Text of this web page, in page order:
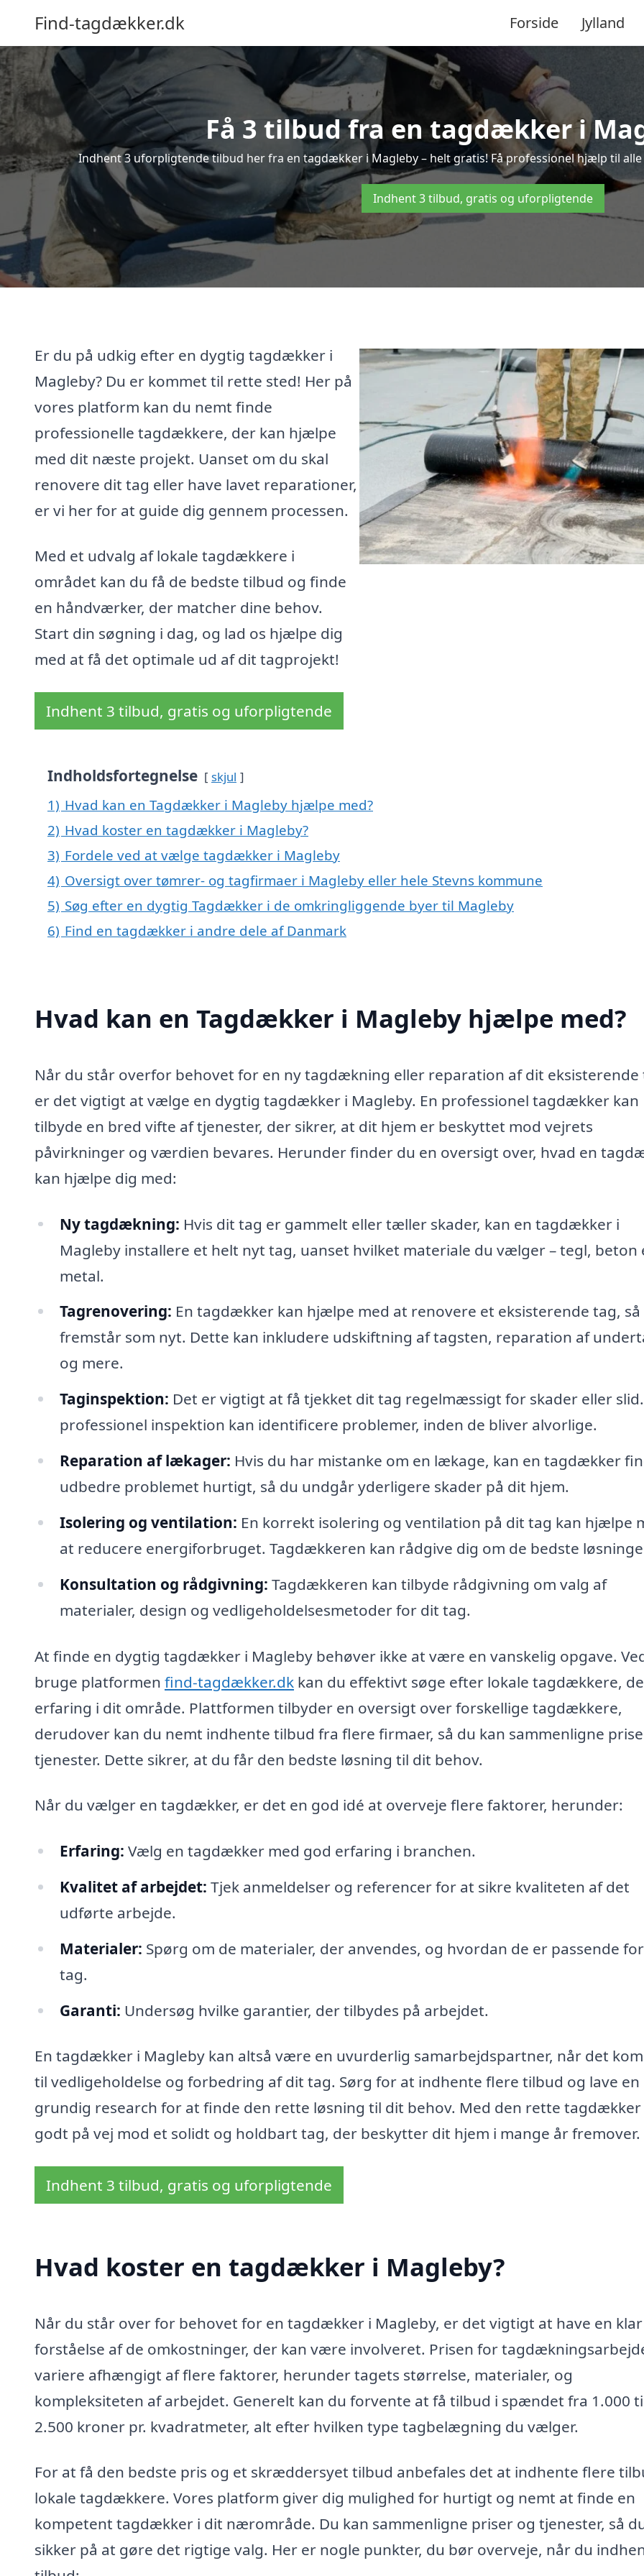
Find-tagdækker.dk Forside Jylland
Få 3 tilbud fra en tagdækker i
Indhent 3 uforpligtende tilbud her fra en tagdækker i Magleby – helt gratis! Få professionel hjælp til
Indhent 3 tilbud, gratis og uforpligtende
Er du på udkig efter en dygtig tagdækker i
Magleby? Du er kommet til rette sted! Her på
vores platform kan du nemt finde
professionelle tagdækkere, der kan hjælpe
med dit næste projekt. Uanset om du skal
renovere dit tag eller have lavet reparationer,
er vi her for at guide dig gennem processen.
Med et udvalg af lokale tagdækkere i
området kan du få de bedste tilbud og finde
en håndværker, der matcher dine behov.
Start din søgning i dag, og lad os hjælpe dig
med at få det optimale ud af dit tagprojekt!
Indhent 3 tilbud, gratis og uforpligtende
Indholdsfortegnelse skjul
1) Hvad kan en Tagdækker i Magleby hjælpe med?
2) Hvad koster en tagdækker i Magleby?
3) Fordele ved at vælge tagdækker i Magleby
4) Oversigt over tømrer- og tagfirmaer i Magleby eller hele Stevns kommune
5) Søg efter en dygtig Tagdækker i de omkringliggende byer til Magleby
6) Find en tagdækker i andre dele af Danmark
Hvad kan en Tagdækker i Magleby hjælpe med?
Når du står overfor behovet for en ny tagdækning eller reparation af dit eksisterende
er det vigtigt at vælge en dygtig tagdækker i Magleby. En professionel tagdækker kan
tilbyde en bred vifte af tjenester, der sikrer, at dit hjem er beskyttet mod vejrets
påvirkninger og værdien bevares. Herunder finder du en oversigt over, hvad en
kan hjælpe dig med:
Ny tagdækning: Hvis dit tag er gammelt eller tæller skader, kan en tagdækker i
Magleby installere et helt nyt tag, uanset hvilket materiale du vælger – tegl, beton
metal.
Tagrenovering: En tagdækker kan hjælpe med at renovere et eksisterende tag, så
fremstår som nyt. Dette kan inkludere udskiftning af tagsten, reparation af
og mere.
Taginspektion: Det er vigtigt at få tjekket dit tag regelmæssigt for skader eller
professionel inspektion kan identificere problemer, inden de bliver alvorlige.
Reparation af lækager: Hvis du har mistanke om en lækage, kan en tagdækker
udbedre problemet hurtigt, så du undgår yderligere skader på dit hjem.
Isolering og ventilation: En korrekt isolering og ventilation på dit tag kan hjælpe
at reducere energiforbruget. Tagdækkeren kan rådgive dig om de bedste
Konsultation og rådgivning: Tagdækkeren kan tilbyde rådgivning om valg af
materialer, design og vedligeholdelsesmetoder for dit tag.
At finde en dygtig tagdækker i Magleby behøver ikke at være en vanskelig opgave.
bruge platformen find-tagdækker.dk kan du effektivt søge efter lokale tagdækkere,
erfaring i dit område. Plattformen tilbyder en oversigt over forskellige tagdækkere,
derudover kan du nemt indhente tilbud fra flere firmaer, så du kan sammenligne
tjenester. Dette sikrer, at du får den bedste løsning til dit behov.
Når du vælger en tagdækker, er det en god idé at overveje flere faktorer, herunder:
Erfaring: Vælg en tagdækker med god erfaring i branchen.
Kvalitet af arbejdet: Tjek anmeldelser og referencer for at sikre kvaliteten af det
udførte arbejde.
Materialer: Spørg om de materialer, der anvendes, og hvordan de er passende
tag.
Garanti: Undersøg hvilke garantier, der tilbydes på arbejdet.
En tagdækker i Magleby kan altså være en uvurderlig samarbejdspartner, når det
til vedligeholdelse og forbedring af dit tag. Sørg for at indhente flere tilbud og lave en
grundig research for at finde den rette løsning til dit behov. Med den rette tagdækker
godt på vej mod et solidt og holdbart tag, der beskytter dit hjem i mange år fremover.
Indhent 3 tilbud, gratis og uforpligtende
Hvad koster en tagdækker i Magleby?
Når du står over for behovet for en tagdækker i Magleby, er det vigtigt at have en klar
forståelse af de omkostninger, der kan være involveret. Prisen for
variere afhængigt af flere faktorer, herunder tagets størrelse, materialer, og
kompleksiteten af arbejdet. Generelt kan du forvente at få tilbud i spændet fra 1.000
2.500 kroner pr. kvadratmeter, alt efter hvilken type tagbelægning du vælger.
For at få den bedste pris og et skræddersyet tilbud anbefales det at indhente flere
lokale tagdækkere. Vores platform giver dig mulighed for hurtigt og nemt at finde en
kompetent tagdækker i dit nærområde. Du kan sammenligne priser og tjenester, så
sikker på at gøre det rigtige valg. Her er nogle punkter, du bør overveje, når du